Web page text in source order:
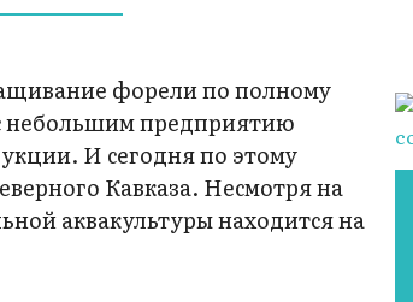
форели по полному
небольшим предприятию
И сегодня по этому
Кавказа. Несмотря на
аквакультуры находится на